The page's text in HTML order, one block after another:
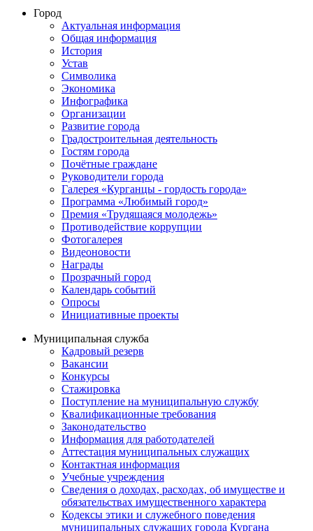
Город
Актуальная информация
Общая информация
История
Устав
Символика
Экономика
Инфографика
Организации
Развитие города
Градостроительная деятельность
Гостям города
Почётные граждане
Руководители города
Галерея «Курганцы - гордость города»
Программа «Любимый город»
Премия «Трудящаяся молодежь»
Противодействие коррупции
Фотогалерея
Видеоновости
Награды
Прозрачный город
Календарь событий
Опросы
Инициативные проекты
Муниципальная служба
Кадровый резерв
Вакансии
Конкурсы
Стажировка
Поступление на муниципальную службу
Квалификационные требования
Законодательство
Информация для работодателей
Аттестация муниципальных служащих
Контактная информация
Учебные учреждения
Сведения о доходах, расходах, об имуществе и
обязательствах имущественного характера
Кодексы этики и служебного поведения
муниципальных служащих города Кургана